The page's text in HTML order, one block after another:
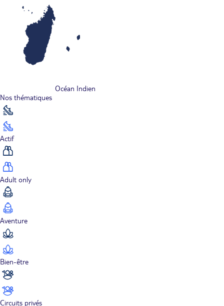
Océan Indien
Nos thématiques
Actif
Adult only
Aventure
Bien-être
Circuits privés